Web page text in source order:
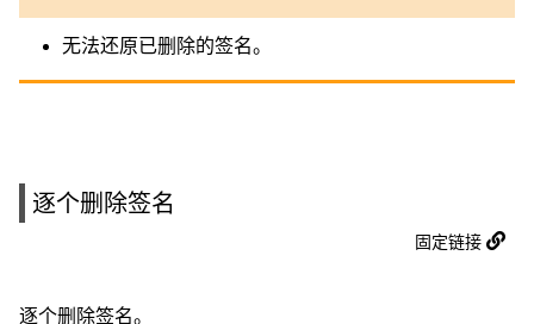
无法还原已删除的签名。
逐个删除签名
固定链接
逐个删除签名。